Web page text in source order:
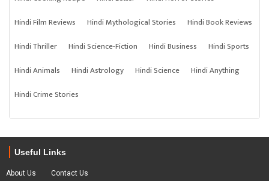
Hindi Film Reviews
Hindi Mythological Stories
Hindi Book Reviews
Hindi Thriller
Hindi Science-Fiction Hindi Business
Hindi Sports
Hindi Animals
Hindi Astrology Hindi Science
Hindi Anything
Hindi Crime Stories
Useful Links
About Us Contact Us